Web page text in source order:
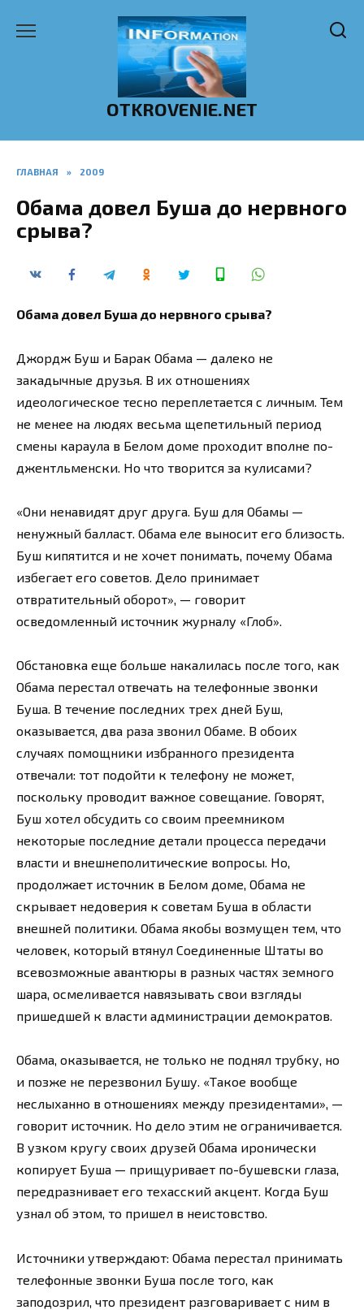
OTKROVENIE.NET
ГЛАВНАЯ » 2009
Обама довел Буша до нервного
срыва?
Обама довел Буша до нервного срыва?
Джордж Буш и Барак Обама — далеко не
закадычные друзья. В их отношениях
идеологическое тесно переплетается с личным. Тем
не менее на людях весьма щепетильный период
смены караула в Белом доме проходит вполне по-
джентльменски. Но что творится за кулисами?
«Они ненавидят друг друга. Буш для Обамы —
ненужный балласт. Обама еле выносит его близость.
Буш кипятится и не хочет понимать, почему Обама
избегает его советов. Дело принимает
отвратительный оборот», — говорит
осведомленный источник журналу «Глоб».
Обстановка еще больше накалилась после того, как
Обама перестал отвечать на телефонные звонки
Буша. В течение последних трех дней Буш,
оказывается, два раза звонил Обаме. В обоих
случаях помощники избранного президента
отвечали: тот подойти к телефону не может,
поскольку проводит важное совещание. Говорят,
Буш хотел обсудить со своим преемником
некоторые последние детали процесса передачи
власти и внешнеполитические вопросы. Но,
продолжает источник в Белом доме, Обама не
скрывает недоверия к советам Буша в области
внешней политики. Обама якобы возмущен тем, что
человек, который втянул Соединенные Штаты во
всевозможные авантюры в разных частях земного
шара, осмеливается навязывать свои взгляды
пришедшей к власти администрации демократов.
Обама, оказывается, не только не поднял трубку, но
и позже не перезвонил Бушу. «Такое вообще
неслыханно в отношениях между президентами», —
говорит источник. Но дело этим не ограничивается.
В узком кругу своих друзей Обама иронически
копирует Буша — прищуривает по-бушевски глаза,
передразнивает его техасский акцент. Когда Буш
узнал об этом, то пришел в неистовство.
Источники утверждают: Обама перестал принимать
телефонные звонки Буша после того, как
заподозрил, что президент разговаривает с ним в